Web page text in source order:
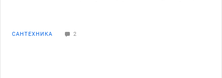
САНТЕХНИКА 2